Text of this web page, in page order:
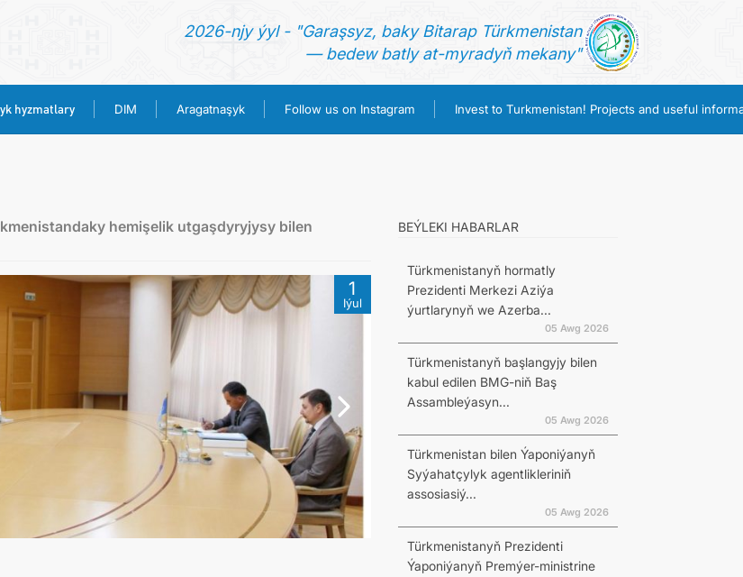
2026-njy ýyl - "Garaşsyz, baky Bitarap Türkmenistan
— bedew batly at-myradyň mekany"
hyzmatlary DIM Aragatnaşyk Follow us on Instagram Invest to Turkmenistan! Projects and useful
KONSULLYK HYZMATLARY
ARAGATNAŞYK
FOLLOW US ON INSTAGRAM
TURKMENISTAN! PROJECTS AND USEFUL INFORMATION
hemişelik utgaşdyryjysy bilen
1
Iýul
BEÝLEKI HABARLAR
Türkmenistanyň hormatly
Prezidenti Merkezi Aziýa
ýurtlarynyň we Azerba...
05 Awg 2026
Türkmenistanyň başlangyjy bilen
kabul edilen BMG-niň Baş
Assambleýasyn...
05 Awg 2026
Türkmenistan bilen Ýaponiýanyň
Syýahatçylyk agentlikleriniň
assosiasiý...
05 Awg 2026
Türkmenistanyň Prezidenti
Ýaponiýanyň Premýer-ministrine